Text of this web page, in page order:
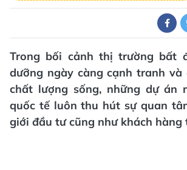
Trong bối cảnh thị trường bất
dưỡng ngày càng cạnh tranh và
chất lượng sống, những dự án
quốc tế luôn thu hút sự quan
giới đầu tư cũng như khách hàng